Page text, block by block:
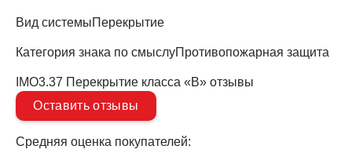
Вид системыПерекрытие
Категория знака по смыслуПротивопожарная защита
IMO3.37 Перекрытие класса «В» отзывы
Оставить отзывы
Средняя оценка покупателей: